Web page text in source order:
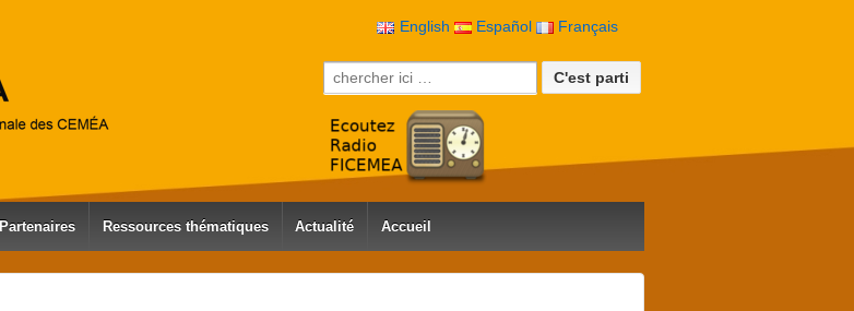
English Español Français
Recherche pour:
Partenaires Ressources thématiques Actualité Accueil